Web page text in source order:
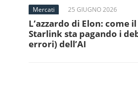
Mercati 25 GIUGNO 2026
L’azzardo di Elon: come
Starlink sta pagando i
errori) dell’AI